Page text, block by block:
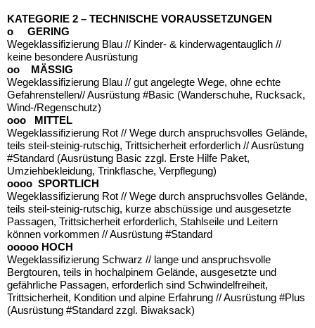
KATEGORIE 2 – TECHNISCHE VORAUSSETZUNGEN
o GERING
Wegeklassifizierung Blau // Kinder- & kinderwagentauglich //
keine besondere Ausrüstung
oo MÄSSIG
Wegeklassifizierung Blau // gut angelegte Wege, ohne echte
Gefahrenstellen// Ausrüstung #Basic (Wanderschuhe, Rucksack,
Wind-/Regenschutz)
ooo MITTEL
Wegeklassifizierung Rot // Wege durch anspruchsvolles Gelände,
teils steil-steinig-rutschig, Trittsicherheit erforderlich // Ausrüstung
#Standard (Ausrüstung Basic zzgl. Erste Hilfe Paket,
Umziehbekleidung, Trinkflasche, Verpflegung)
oooo SPORTLICH
Wegeklassifizierung Rot // Wege durch anspruchsvolles Gelände,
teils steil-steinig-rutschig, kurze abschüssige und ausgesetzte
Passagen, Trittsicherheit erforderlich, Stahlseile und Leitern
können vorkommen // Ausrüstung #Standard
ooooo HOCH
Wegeklassifizierung Schwarz // lange und anspruchsvolle
Bergtouren, teils in hochalpinem Gelände, ausgesetzte und
gefährliche Passagen, erforderlich sind Schwindelfreiheit,
Trittsicherheit, Kondition und alpine Erfahrung // Ausrüstung #Plus
(Ausrüstung #Standard zzgl. Biwaksack)